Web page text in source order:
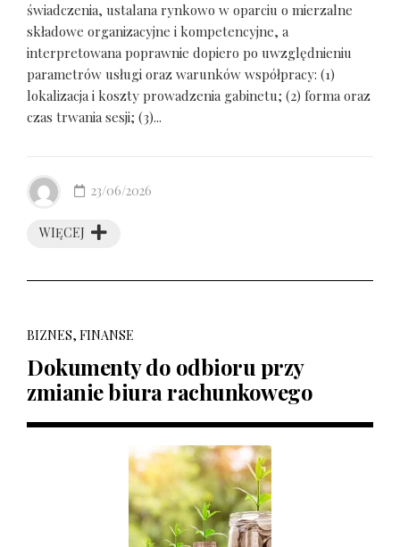
świadczenia, ustalana rynkowo w oparciu o mierzalne
składowe organizacyjne i kompetencyjne, a
interpretowana poprawnie dopiero po uwzględnieniu
parametrów usługi oraz warunków współpracy: (1)
lokalizacja i koszty prowadzenia gabinetu; (2) forma oraz
czas trwania sesji; (3)...
WIĘCEJ
23/06/2026
BIZNES, FINANSE
Dokumenty do odbioru przy
zmianie biura rachunkowego